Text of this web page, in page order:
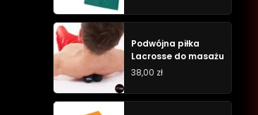
Podwójna piłka
Lacrosse do masażu
38,00 zł